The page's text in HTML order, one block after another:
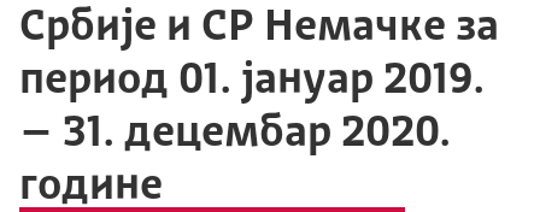
Србије и СР Немачке за
период 01. јануар 2019.
– 31. децембар 2020.
године